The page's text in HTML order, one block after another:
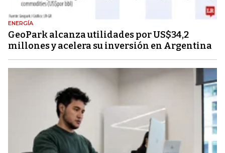
ENERGÍA
GeoPark alcanza utilidades por US$34,2
millones y acelera su inversión en Argentina